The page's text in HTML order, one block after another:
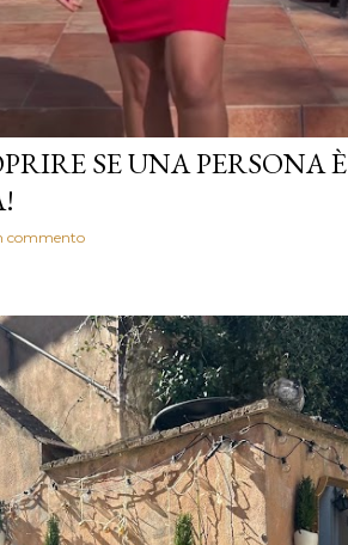
SE UNA PERSONA È
commento